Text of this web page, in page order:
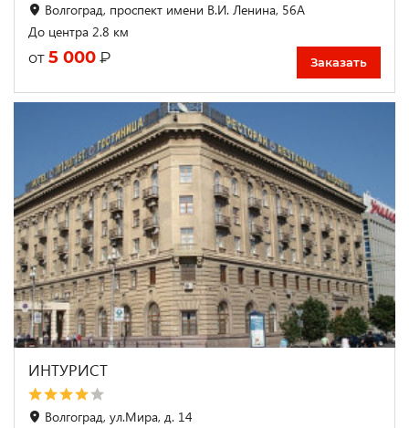
Волгоград, проспект имени В.И. Ленина, 56А
До центра 2.8 км
от 5 000 ₽ Заказать
ИНТУРИСТ
Волгоград, ул.Мира, д. 14